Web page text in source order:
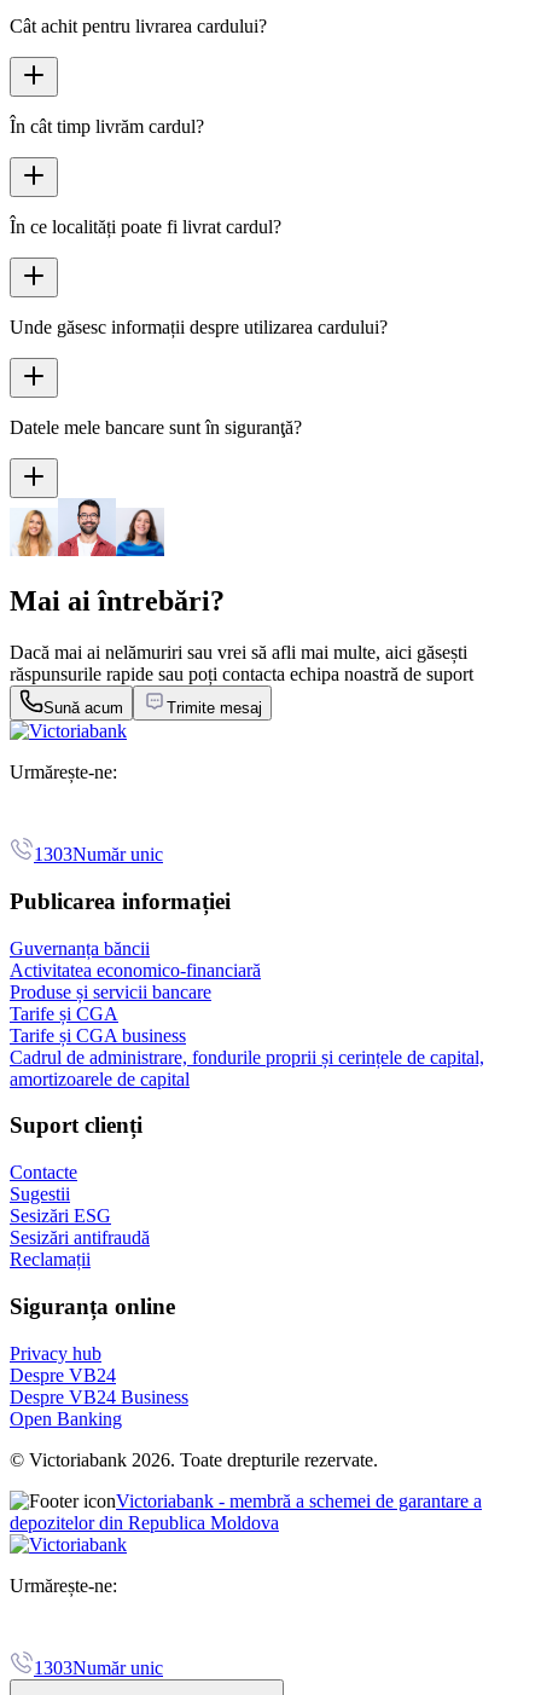
Cât achit pentru livrarea cardului?
În cât timp livrăm cardul?
În ce localități poate fi livrat cardul?
Unde găsesc informații despre utilizarea cardului?
Datele mele bancare sunt în siguranţă?
Mai ai întrebări?
Dacă mai ai nelămuriri sau vrei să afli mai multe, aici găsești
răspunsurile rapide sau poți contacta echipa noastră de suport
Sună acum Trimite mesaj
Urmărește-ne:
1303Număr unic
Publicarea informației
Guvernanța băncii
Activitatea economico-financiară
Produse și servicii bancare
Tarife și CGA
Tarife și CGA business
Cadrul de administrare, fondurile proprii și cerințele de capital,
amortizoarele de capital
Suport clienți
Contacte
Sugestii
Sesizări ESG
Sesizări antifraudă
Reclamații
Siguranța online
Privacy hub
Despre VB24
Despre VB24 Business
Open Banking
© Victoriabank 2026. Toate drepturile rezervate.
Victoriabank - membră a schemei de garantare a
depozitelor din Republica Moldova
Urmărește-ne:
1303Număr unic